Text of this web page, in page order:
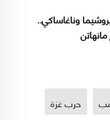
وناغاساكي..
حرب غزة